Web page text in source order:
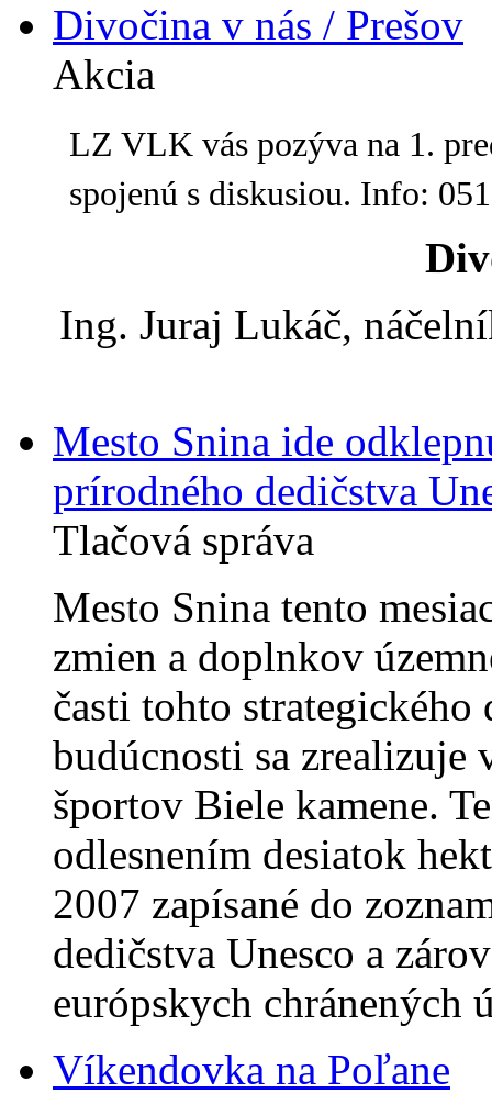
Divočina v nás / Prešov
Akcia
LZ VLK vás pozýva na 1.
spojenú s diskusiou. Info:
Ing. Juraj Lukáč,
Mesto Snina ide
prírodného dedičstva
Tlačová správa
Mesto Snina tento
zmien a doplnkov
časti tohto
budúcnosti sa zrealizuje
športov Biele kamene.
odlesnením desiatok
2007 zapísané do
dedičstva Unesco a
európskych chránených
Víkendovka na Poľane